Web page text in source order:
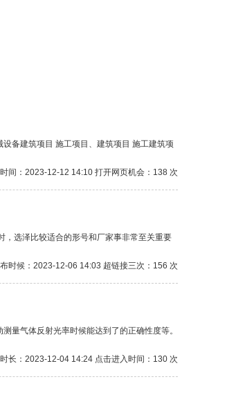
备建筑项目 施工项目、建筑项目 施工建筑项
间：2023-12-12 14:10 打开网页机会：138 次
，选泽比较适合的形号和厂家事非常至关重要
时候：2023-12-06 14:03 超链接三次：156 次
量气体反射光率时候能达到了的正确性度等。
长：2023-12-04 14:24 点击进入时间：130 次